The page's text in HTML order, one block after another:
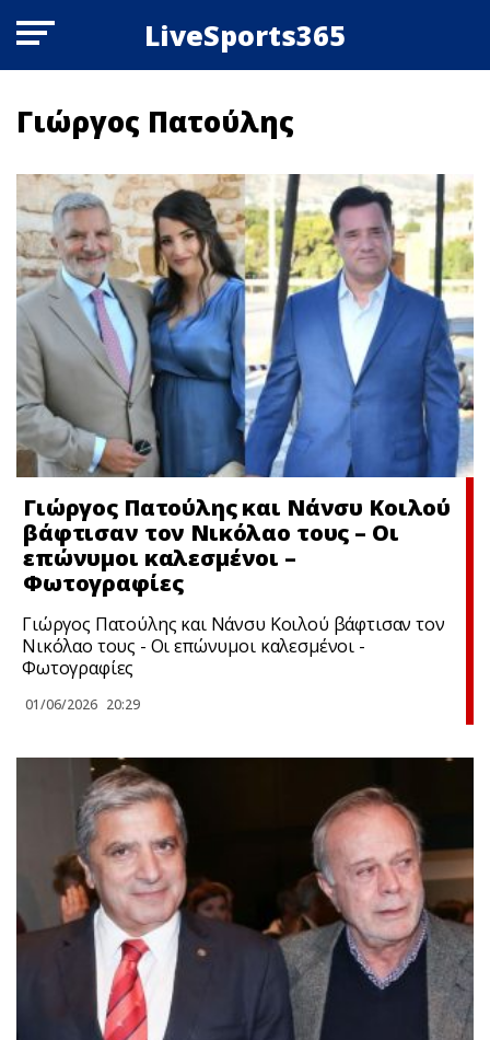
LiveSports365
Γιώργος Πατούλης
Γιώργος Πατούλης και Νάνσυ Κοιλού
βάφτισαν τον Νικόλαο τους – Οι
επώνυμοι καλεσμένοι –
Φωτoγραφίες
Γιώργος Πατούλης και Νάνσυ Κοιλού βάφτισαν τον
Νικόλαο τους - Οι επώνυμοι καλεσμένοι -
Φωτoγραφίες
01/06/2026 20:29